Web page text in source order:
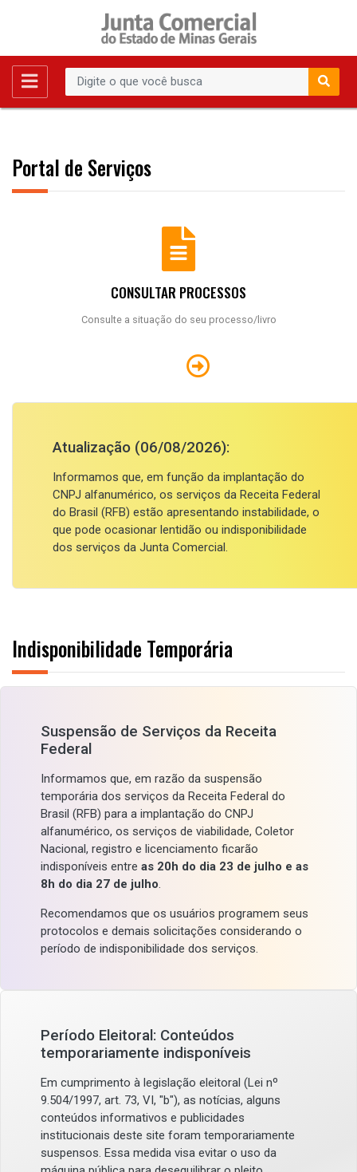
Portal de Serviços
CONSULTAR PROCESSOS
Consulte a situação do seu processo/livro
Atualização (06/08/2026):
Informamos que, em função da implantação do
CNPJ alfanumérico, os serviços da Receita Federal
do Brasil (RFB) estão apresentando instabilidade, o
que pode ocasionar lentidão ou indisponibilidade
dos serviços da Junta Comercial.
Indisponibilidade Temporária
Suspensão de Serviços da Receita
Federal
Informamos que, em razão da suspensão
temporária dos serviços da Receita Federal do
Brasil (RFB) para a implantação do CNPJ
alfanumérico, os serviços de viabilidade, Coletor
Nacional, registro e licenciamento ficarão
indisponíveis entre as 20h do dia 23 de julho e as
8h do dia 27 de julho.
Recomendamos que os usuários programem seus
protocolos e demais solicitações considerando o
período de indisponibilidade dos serviços.
Período Eleitoral: Conteúdos
temporariamente indisponíveis
Em cumprimento à legislação eleitoral (Lei nº
9.504/1997, art. 73, VI, "b"), as notícias, alguns
conteúdos informativos e publicidades
institucionais deste site foram temporariamente
suspensos. Essa medida visa evitar o uso da